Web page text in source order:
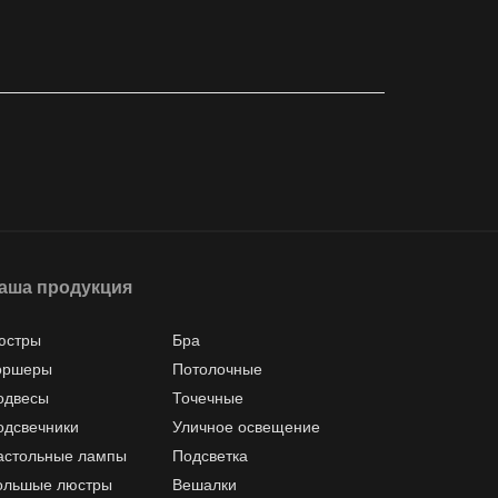
продукция
Бра
Потолочные
Точечные
Уличное освещение
лампы
Подсветка
люстры
Вешалки